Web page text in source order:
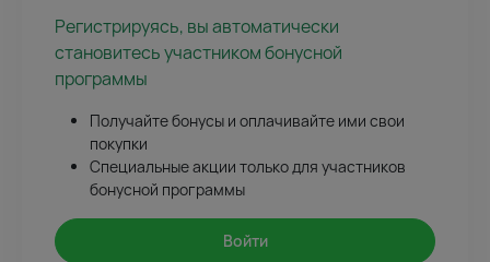
Регистрируясь, вы автоматически
становитесь участником бонусной
программы
Получайте бонусы и оплачивайте ими свои
покупки
Специальные акции только для участников
бонусной программы
Войти